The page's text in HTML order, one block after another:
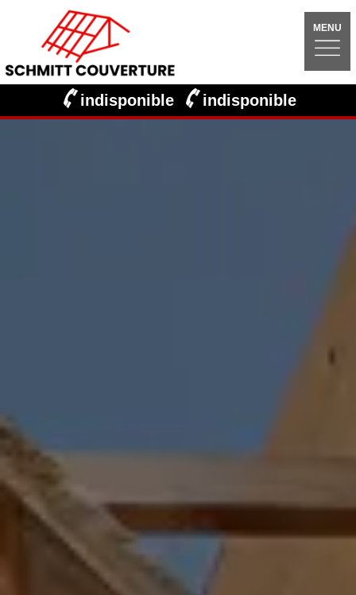
MENU
indisponible indisponible